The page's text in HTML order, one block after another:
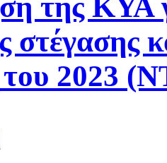
της ΚΥΑ
στέγασης
του 2023